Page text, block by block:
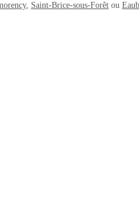
, Saint-Brice-sous-Forêt ou